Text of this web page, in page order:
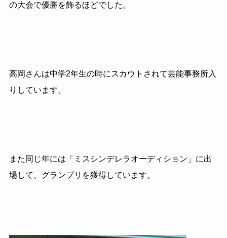
の大会で優勝を飾るほどでした。
高岡さんは中学2年生の時にスカウトされて芸能事務所入
りしています。
また同じ年には「ミスシンデレラオーディション」に出
場して、グランプリを獲得しています。